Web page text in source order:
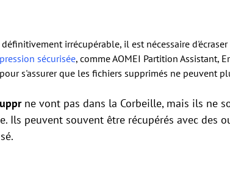
irrécupérable, il est nécessaire
sécurisée, comme AOMEI Partition Assistant,
s'assurer que les fichiers supprimés ne peuvent
ne vont pas dans la Corbeille, mais ils ne
Ils peuvent souvent être récupérés avec des